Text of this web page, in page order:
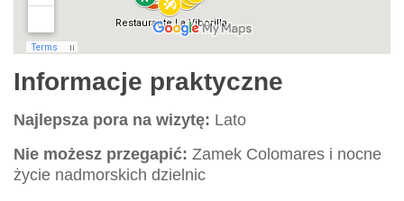
Informacje praktyczne
Najlepsza pora na wizytę: Lato
Nie możesz przegapić: Zamek Colomares i nocne
życie nadmorskich dzielnic